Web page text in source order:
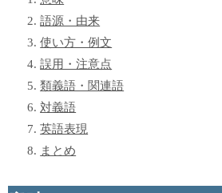
語源・由来
使い方・例文
誤用・注意点
類義語・関連語
対義語
英語表現
まとめ